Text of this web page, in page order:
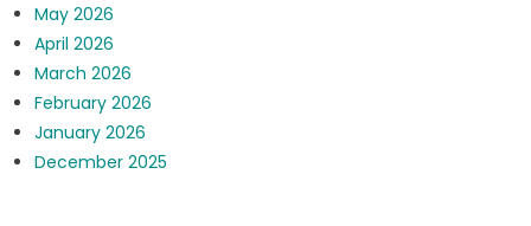
May 2026
April 2026
March 2026
February 2026
January 2026
December 2025